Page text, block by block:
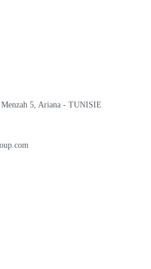
5, Ariana - TUNISIE